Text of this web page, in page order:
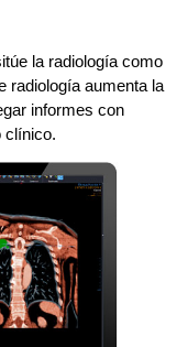
la radiología como
radiología aumenta la
informes con
clínico.